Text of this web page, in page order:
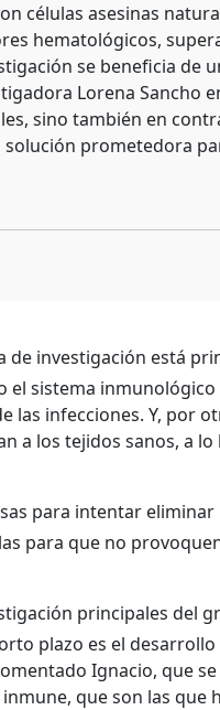
células asesinas
hematológicos,
se beneficia de
Lorena Sancho
sino también en
prometedora
investigación está
el sistema
infecciones. Y, por
a los tejidos sanos, a
para intentar
para que no
principales del
plazo es el
Ignacio, que
que son las